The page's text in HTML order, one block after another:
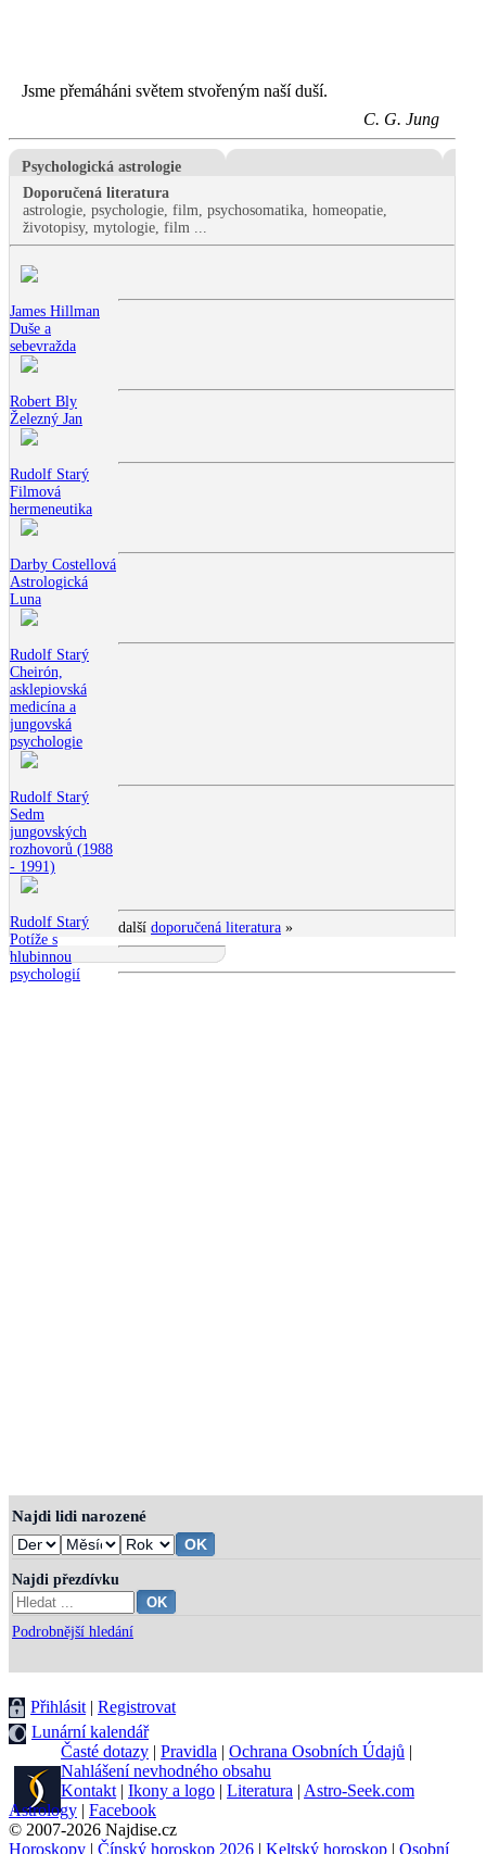
Jsme přemáháni světem stvořeným naší duší.
C. G. Jung
Psychologická astrologie
Doporučená literatura
astrologie, psychologie, film, psychosomatika, homeopatie,
životopisy, mytologie, film ...
James Hillman
Duše a
sebevražda
Robert Bly
Železný Jan
Rudolf Starý
Filmová
hermeneutika
Darby Costellová
Astrologická
Luna
Rudolf Starý
Cheirón,
asklepiovská
medicína a
jungovská
psychologie
Rudolf Starý
Sedm
jungovských
rozhovorů (1988
- 1991)
Rudolf Starý
Potíže s
hlubinnou
psychologií
další doporučená literatura »
Najdi lidi narozené
Najdi přezdívku
Podrobnější hledání
Přihlásit | Registrovat
Lunární kalendář
Časté dotazy | Pravidla | Ochrana Osobních Údajů |
Nahlášení nevhodného obsahu
Kontakt | Ikony a logo | Literatura | Astro-Seek.com
Astrology | Facebook
© 2007-2026 Najdise.cz
Horoskopy | Čínský horoskop 2026 | Keltský horoskop | Osobní